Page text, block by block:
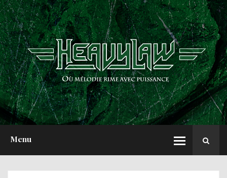
Menu
ACCUEIL
NEWS
CHRONIQUES
INTERVIEWS
REPORTS
A PROPOS